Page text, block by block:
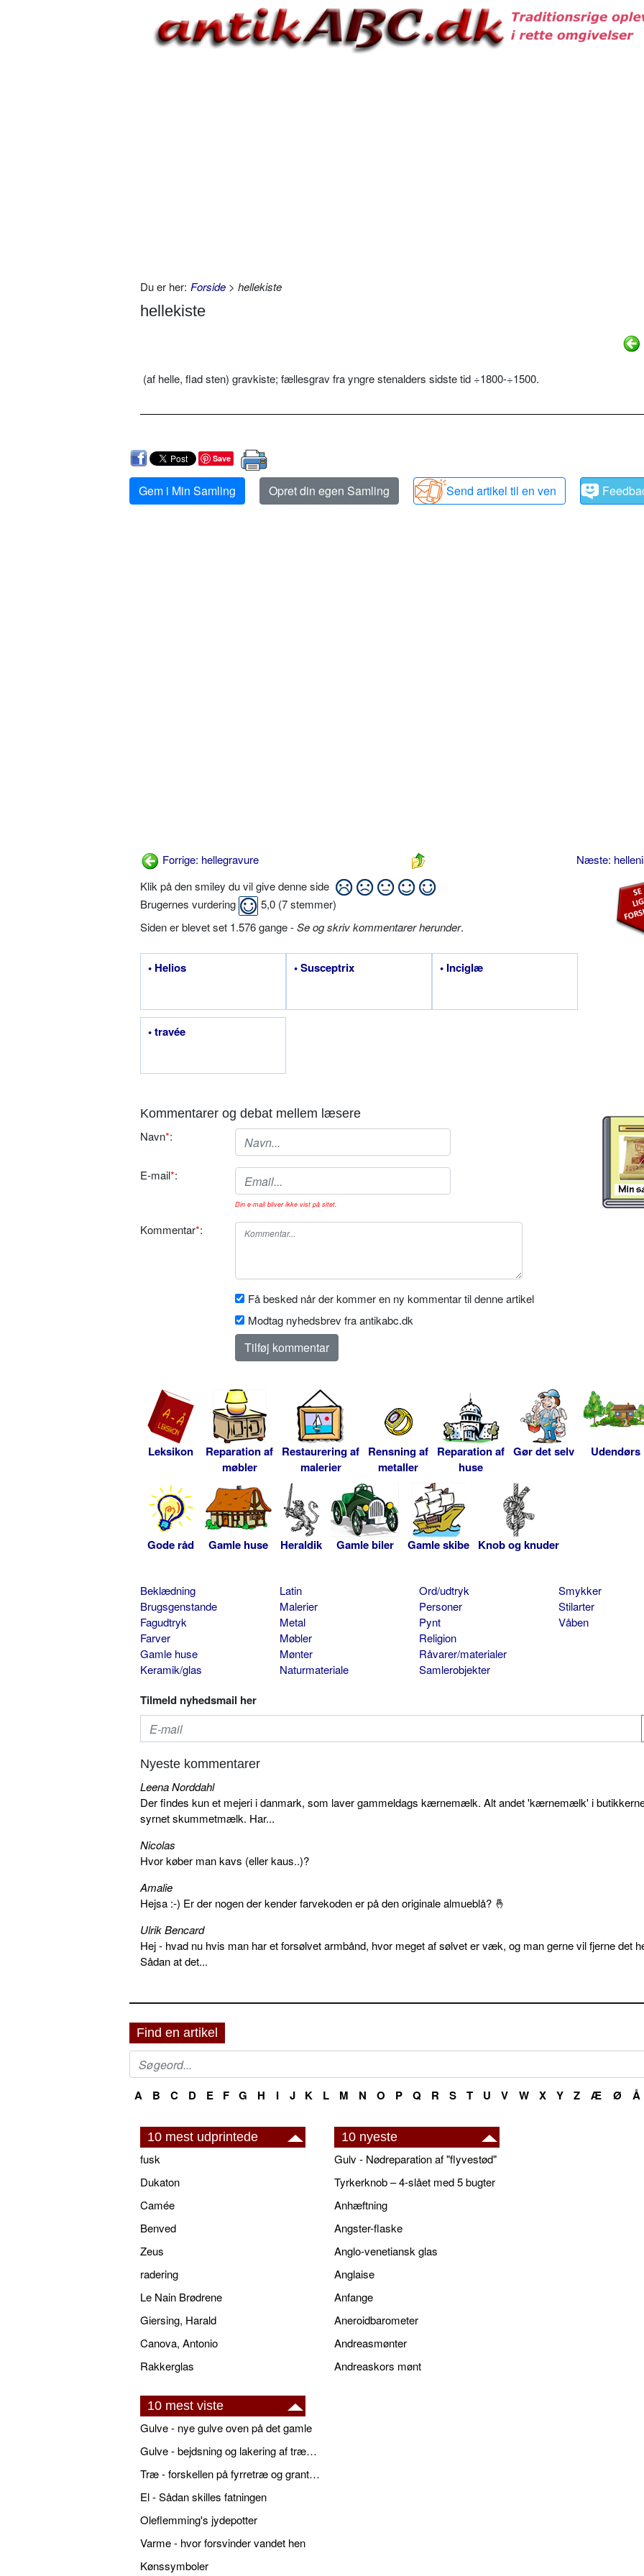
Du er her: Forside > hellekiste
hellekiste
(af helle, flad sten) gravkiste; fællesgrav fra yngre stenalders sidste tid ÷1800-÷1500.
Save
Gem i Min Samling Opret din egen Samling Send artikel til en ven
Forrige: hellegravure
Næste:
Klik på den smiley du vil give denne side
Brugernes vurdering
5,0 (7stemmer)
Siden er blevet set 1.576 gange -Se og skriv kommentarer herunder.
• Helios • Susceptrix • Inciglæ
• travée
Kommentarer og debat mellem læsere
Navn*:
E-mail*:
Din e-mail bliver ikke vist på sitet.
Kommentar*:
Få besked når der kommer en ny kommentar til denne artikel
Modtag nyhedsbrev fra antikabc.dk
Leksikon
Reparation af
møbler
Restaurering af
malerier
Rensning af
metaller
Reparation af
huse
Gør det selv Udendørs
Gode råd Gamle huse Heraldik Gamle biler Gamle skibe Knob og knuder
Beklædning
Brugsgenstande
Fagudtryk
Farver
Gamle huse
Keramik/glas
Latin
Malerier
Metal
Møbler
Mønter
Naturmateriale
Ord/udtryk
Personer
Pynt
Religion
Råvarer/materialer
Samlerobjekter
Smykker
Stilarter
Våben
Tilmeld nyhedsmail her
Nyeste kommentarer
Leena Norddahl
Der findes kun et mejeri i danmark, som laver gammeldags kærnemælk. Alt andet 'kærnemælk' i
syrnet skummetmælk. Har...
Nicolas
Hvor køber man kavs (eller kaus..)?
Amalie
Hejsa :-) Er der nogen der kender farvekoden er på den originale almueblå? 🤞
Ulrik Bencard
Hej - hvad nu hvis man har et forsølvet armbånd, hvor meget af sølvet er væk, og man gerne vil fjerne det
Sådan at det...
Find en artikel
A B C D E F G H I J K L M N O P Q R S T U V W X Y Z Æ Ø Å
10 mest udprintede
fusk
Dukaton
Camée
Benved
Zeus
radering
Le Nain Brødrene
Giersing, Harald
Canova, Antonio
Rakkerglas
10 nyeste
Gulv - Nødreparation af "flyvestød"
Tyrkerknob – 4-slået med 5 bugter
Anhæftning
Angster-flaske
Anglo-venetiansk glas
Anglaise
Anfange
Aneroidbarometer
Andreasmønter
Andreaskors mønt
10 mest viste
Gulve - nye gulve oven på det gamle
Gulve - bejdsning og lakering af trægulve
Træ - forskellen på fyrretræ og grantræ
El - Sådan skilles fatningen
Oleflemming's jydepotter
Varme - hvor forsvinder vandet hen
Kønssymboler